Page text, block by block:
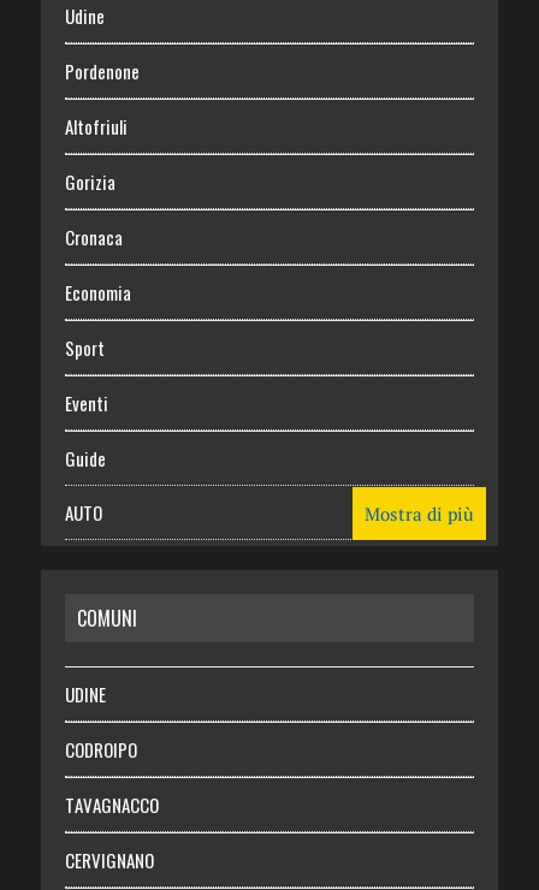
Udine
Pordenone
Altofriuli
Gorizia
Cronaca
Economia
Sport
Eventi
Guide
AUTO
RISPARMIO
SALUTE
Necrologie
Chi siamo
Abbonati
Mostra di più
COMUNI
UDINE
CODROIPO
TAVAGNACCO
CERVIGNANO